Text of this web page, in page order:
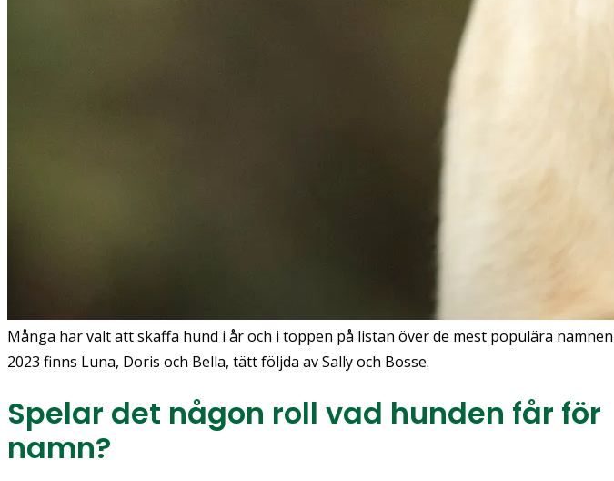
Många har valt att skaffa hund i år och i toppen på listan över de mest populära namnen
2023 finns Luna, Doris och Bella, tätt följda av Sally och Bosse.
Spelar det någon roll vad hunden får för
namn?